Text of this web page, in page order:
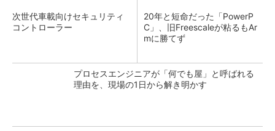
次世代車載向けセキュリティ
コントローラー
20年と短命だった「PowerP
C」、旧Freescaleが粘るもAr
mに勝てず
プロセスエンジニアが「何でも屋」と呼ばれる
理由を、現場の1日から解き明かす